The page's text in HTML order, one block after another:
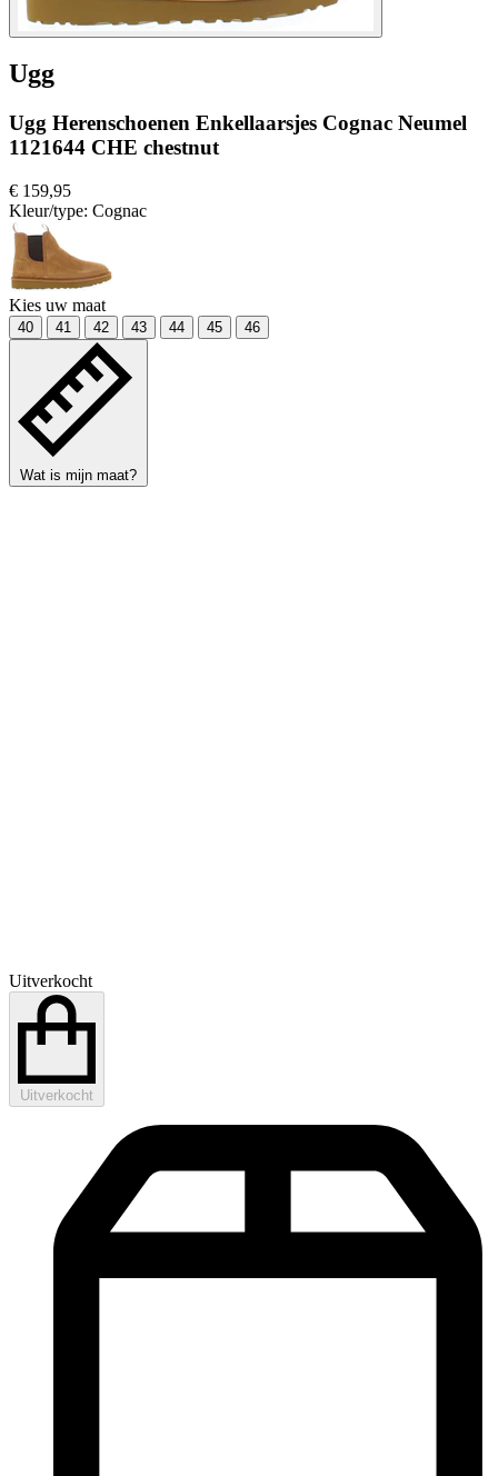
Ugg
Ugg Herenschoenen Enkellaarsjes Cognac Neumel
1121644 CHE chestnut
€ 159,95
Kleur/type: Cognac
Kies uw maat
40 41 42 43 44 45 46
Wat is mijn maat?
Uitverkocht
Uitverkocht